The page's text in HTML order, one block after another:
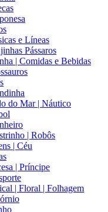
e Líneas
Pássaros
| Comidas e Bebidas
do Mar | Náutico
| Robôs
| Céu
| Príncipe
| Floral | Folhagem